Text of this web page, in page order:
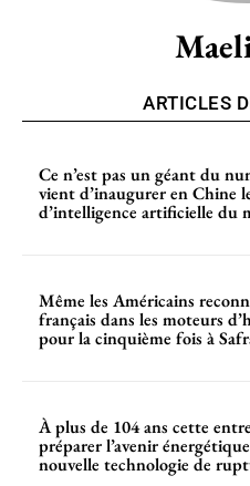
ARTICLES
Ce n’est pas un géant du
vient d’inaugurer en Chine
d’intelligence artificielle du
Même les Américains
français dans les moteurs
pour la cinquième fois à
À plus de 104 ans cette
préparer l’avenir
nouvelle technologie de